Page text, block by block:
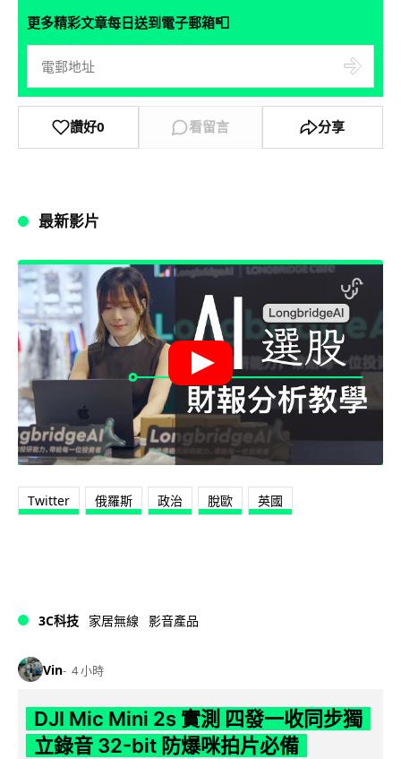
更多精彩文章每日送到電子郵箱📮
讚好0 看留言 分享
最新影片
Twitter 俄羅斯 政治 脫歐 英國
3C科技 家居無線 影音產品
Vin 4 小時
DJI Mic Mini 2s 實測 四發一收同步獨
立錄音 32-bit 防爆咪拍片必備